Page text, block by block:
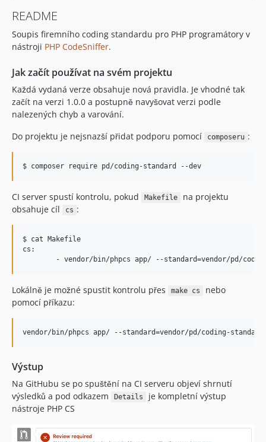
v1.23.0
v1.23.0-rc1
v1.22.0
v1.20.0
v1.19.0
v1.18.0
v1.17.1
v1.16.0
v1.14.0
v1.13.0
v1.10.0
v1.7.0-rc1
v1.6.0
v1.6.0-rc1
v1.5.0-rc1
README
Soupis firemního coding standardu pro PHP programátory v
nástroji PHP CodeSniffer.
Jak začít používat na svém projektu
Každá vydaná verze obsahuje nová pravidla. Je vhodné tak
začít na verzi 1.0.0 a postupně navyšovat verzi podle
nalezených chyb a varování.
Do projektu je nejsnazší přidat podporu pomocí
composeru :
CI server spustí kontrolu, pokud Makefile
na projektu
obsahuje cíl
cs :
$ cat Makefile
cs:
Lokálně je možné spustit kontrolu přes make cs
nebo
pomocí příkazu:
Výstup
Na GitHubu se po spuštění na CI serveru objeví shrnutí
výsledků a pod odkazem
Details
je kompletní výstup
nástroje PHP CS